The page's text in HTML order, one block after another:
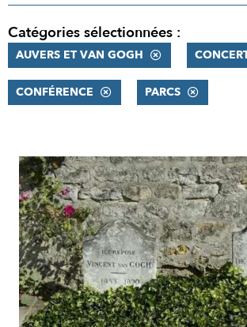
Catégories sélectionnées :
AUVERS ET VAN GOGH
CONFÉRENCE PARCS
RÉSULTATS